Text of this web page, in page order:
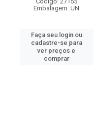
Embalagem: UN
Faça seu login ou
cadastre-se para
ver preços e
comprar